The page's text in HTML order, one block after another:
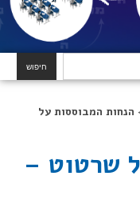
חיפוש
הנחות המבוססות על
שרטוט –